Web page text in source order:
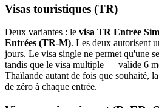
Visas touristiques (TR)
Deux variantes : le visa TR Entrée
Entrées (TR-M). Les deux autorisent
jours. Le visa single ne permet qu'une
tandis que le visa multiple — valide 6
Thaïlande autant de fois que souhaité,
de zéro à chaque entrée.